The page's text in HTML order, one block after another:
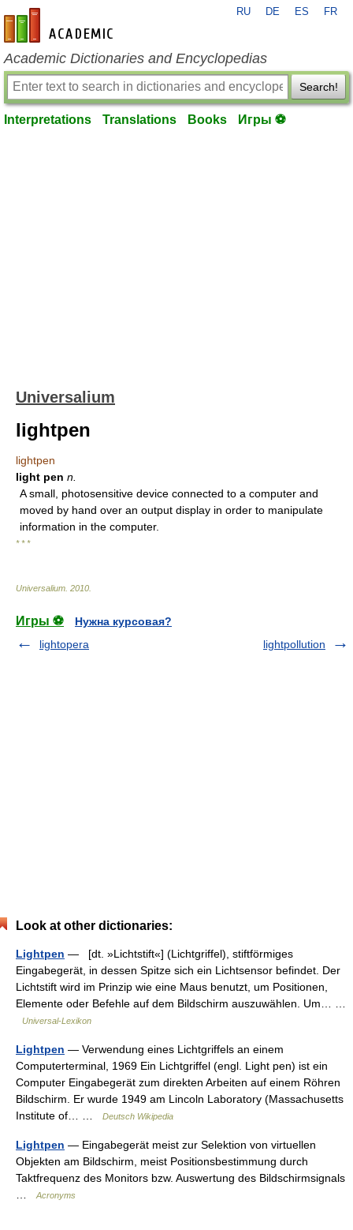
en-academic.com
RU DE ES FR
Academic Dictionaries and Encyclopedias
Search!
Interpretations Translations Books Игры ⚽
Universalium
lightpen
lightpen
light pen n.
A small, photosensitive device connected to a computer and
moved by hand over an output display in order to manipulate
information in the computer.
* * *
Universalium 2010
Игры ⚽
Нужна курсовая?
lightopera
lightpollution
Look at other dictionaries:
Lightpen — [dt. »Lichtstift«] (Lichtgriffel), stiftförmiges
Eingabegerät, in dessen Spitze sich ein Lichtsensor befindet. Der
Lichtstift wird im Prinzip wie eine Maus benutzt, um Positionen,
Elemente oder Befehle auf dem Bildschirm auszuwählen. Um… …
Universal-Lexikon
Lightpen — Verwendung eines Lichtgriffels an einem
Computerterminal, 1969 Ein Lichtgriffel (engl. Light pen) ist ein
Computer Eingabegerät zum direkten Arbeiten auf einem Röhren
Bildschirm. Er wurde 1949 am Lincoln Laboratory (Massachusetts
Institute of… …
Deutsch Wikipedia
Lightpen — Eingabegerät meist zur Selektion von virtuellen
Objekten am Bildschirm, meist Positionsbestimmung durch
Taktfrequenz des Monitors bzw. Auswertung des Bildschirmsignals
Acronyms